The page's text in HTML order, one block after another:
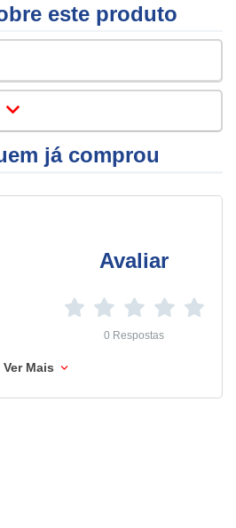
este produto
já comprou
Avaliar
0 Respostas
Ver Mais